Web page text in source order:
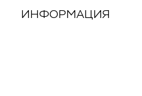
ИНФОРМАЦИЯ